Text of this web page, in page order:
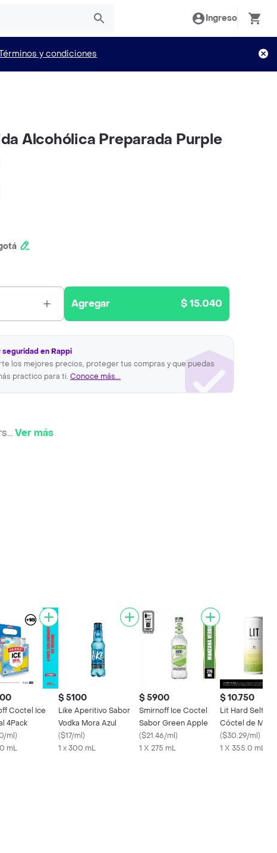
Ingreso
y condiciones
Alcohólica Preparada Purple
Agregar $ 15.040
en Rappi
los mejores precios, proteger tus compras y que puedas
practico para ti. Conoce más...
...Ver más
Coctel Ice
4Pack
ml)
mL
$ 5100
Like Aperitivo Sabor
Vodka Mora Azul
($17/ml)
1 x 300 mL
$ 5900
Smirnoff Ice Coctel
Sabor Green Apple
($21.46/ml)
1 X 275 mL
$ 10.750
Lit Hard Seltzer
Cóctel de
($30.29/ml)
1 X 355.0 mL